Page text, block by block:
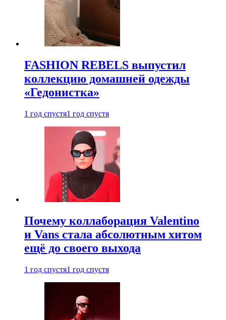
FASHION REBELS выпустил
коллекцию домашней одежды
«Гедонистка»
1 год спустя1 год спустя
Почему коллаборация Valentino
и Vans стала абсолютным хитом
ещё до своего выхода
1 год спустя1 год спустя